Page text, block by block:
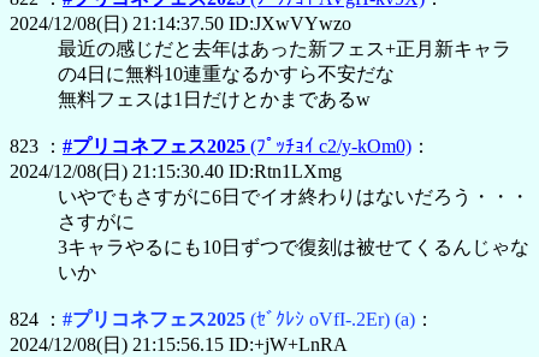
2024/12/08(日) 21:14:37.50 ID:JXwVYwzo
最近の感じだと去年はあった新フェス+正月新キャラ
の4日に無料10連重なるかすら不安だな
無料フェスは1日だけとかまであるw
823 ： #プリコネフェス2025 (ﾌﾟｯﾁｮｲ c2/y-kOm0) ：
2024/12/08(日) 21:15:30.40 ID:Rtn1LXmg
いやでもさすがに6日でイオ終わりはないだろう・・・
さすがに
3キャラやるにも10日ずつで復刻は被せてくるんじゃな
いか
824 ： #プリコネフェス2025 (ｾﾞｸﾚｼ oVfI-.2Er) (a) ：
2024/12/08(日) 21:15:56.15 ID:+jW+LnRA